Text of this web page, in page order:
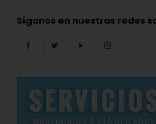
Síganos en nuestras redes